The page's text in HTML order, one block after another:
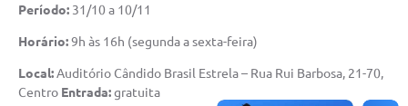
Período: 31/10 a 10/11
Horário:9h às 16h (segunda a sexta-feira)
Local:Auditório Cândido Brasil Estrela – Rua Rui Barbosa, 21-70,
Centro Entrada:gratuita